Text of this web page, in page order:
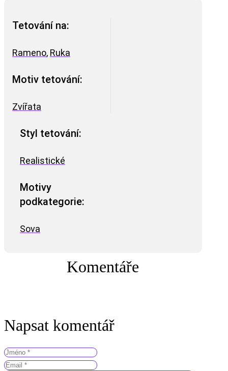
Tetování na:
Rameno, Ruka
Motiv tetování:
Zvířata
Styl tetování:
Realistické
Motivy
podkategorie:
Sova
Komentáře
Napsat komentář